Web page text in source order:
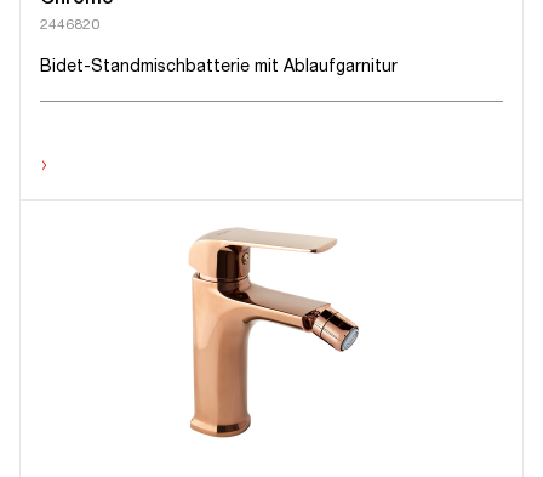
2446820
Bidet-Standmischbatterie mit Ablaufgarnitur
›